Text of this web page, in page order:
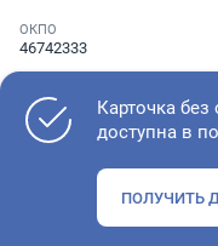
ОКПО
46742333
░ ░░░ ░░░░░░░
Как оценить
Карточка без
доступна в
ПОЛУЧИТЬ